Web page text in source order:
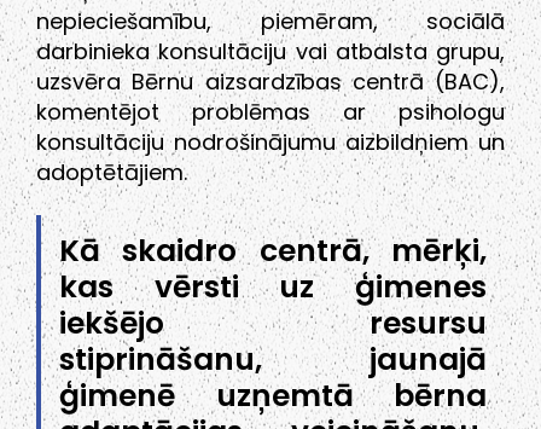
nepieciešamību, piemēram, sociālā
darbinieka konsultāciju vai atbalsta grupu,
uzsvēra Bērnu aizsardzības centrā (BAC),
komentējot problēmas ar psihologu
konsultāciju nodrošinājumu aizbildņiem un
adoptētājiem.
Kā skaidro centrā, mērķi,
kas vērsti uz ģimenes
iekšējo resursu
stiprināšanu, jaunajā
ģimenē uzņemtā bērna